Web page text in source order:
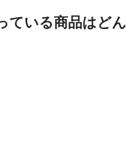
ている商品はど